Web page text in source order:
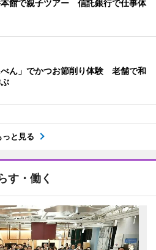
本館で親子ツアー 信託銀行で仕事体
べん」でかつお節削り体験 老舗で和
っと見る
す・働く